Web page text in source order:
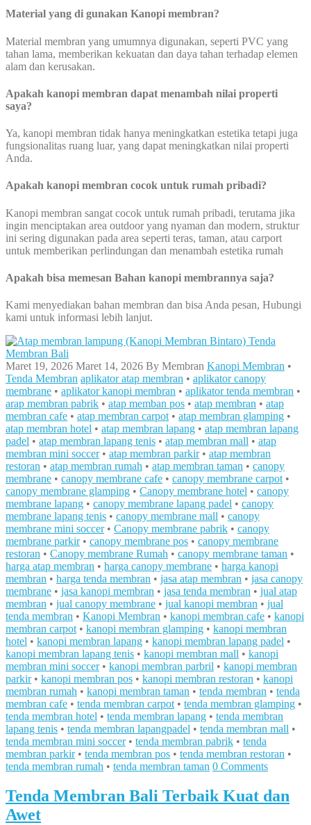
Material yang di gunakan Kanopi membran?
Material membran yang umumnya digunakan, seperti PVC yang
tahan lama, memberikan kekuatan dan daya tahan terhadap elemen
alam dan kerusakan.
Apakah kanopi membran dapat menambah nilai properti
saya?
Ya, kanopi membran tidak hanya meningkatkan estetika tetapi juga
fungsionalitas ruang luar, yang dapat meningkatkan nilai properti
Anda.
Apakah kanopi membran cocok untuk rumah pribadi?
Kanopi membran sangat cocok untuk rumah pribadi, terutama jika
ingin menciptakan area outdoor yang nyaman dan modern, struktur
ini sering digunakan pada area seperti teras, taman, atau carport
untuk memberikan perlindungan dan menambah estetika rumah
Apakah bisa memesan Bahan kanopi membrannya saja?
Kami menyediakan bahan membran dan bisa Anda pesan, Hubungi
kami untuk informasi lebih lanjut.
Maret 19, 2026 Maret 14, 2026 By Membran Kanopi Membran •
Tenda Membran aplikator atap membran • aplikator canopy
membrane • aplikator kanopi membran • aplikator tenda membran •
arap membran pabrik • atap memban pos • atap membran • atap
membran cafe • atap membran carpot • atap membran glamping •
atap membran hotel • atap membran lapang • atap membran lapang
padel • atap membran lapang tenis • atap membran mall • atap
membran mini soccer• atap membran parkir• atap membran
restoran • atap membran rumah • atap membran taman • canopy
membrane • canopy membrane cafe • canopy membrane carpot •
canopy membrane glamping • Canopy membrane hotel • canopy
membrane lapang • canopy membrane lapang padel • canopy
membrane lapang tenis • canopy membrane mall • canopy
membrane mini soccer• Canopy membrane pabrik • canopy
membrane parkir• canopy membrane pos • canopy membrane
restoran • Canopy membrane Rumah • canopy membrane taman •
harga atap membran • harga canopy membrane • harga kanopi
membran • harga tenda membran • jasa atap membran • jasa canopy
membrane • jasa kanopi membran • jasa tenda membran • jual atap
membran • jual canopy membrane • jual kanopi membran • jual
tenda membran • Kanopi Membran • kanopi membran cafe • kanopi
membran carpot • kanopi membran glamping • kanopi membran
hotel • kanopi membran lapang • kanopi membran lapang padel •
kanopi membran lapang tenis • kanopi membran mall • kanopi
membran mini soccer• kanopi membran parbril • kanopi membran
parkir• kanopi membran pos • kanopi membran restoran • kanopi
membran rumah • kanopi membran taman • tenda membran • tenda
membran cafe • tenda membran carpot • tenda membran glamping •
tenda membran hotel • tenda membran lapang • tenda membran
lapang tenis • tenda membran lapangpadel • tenda membran mall •
tenda membran mini soccer• tenda membran pabrik • tenda
membran parkir• tenda membran pos • tenda membran restoran •
tenda membran rumah • tenda membran taman 0 Comments
Tenda Membran Bali Terbaik Kuat dan
Awet